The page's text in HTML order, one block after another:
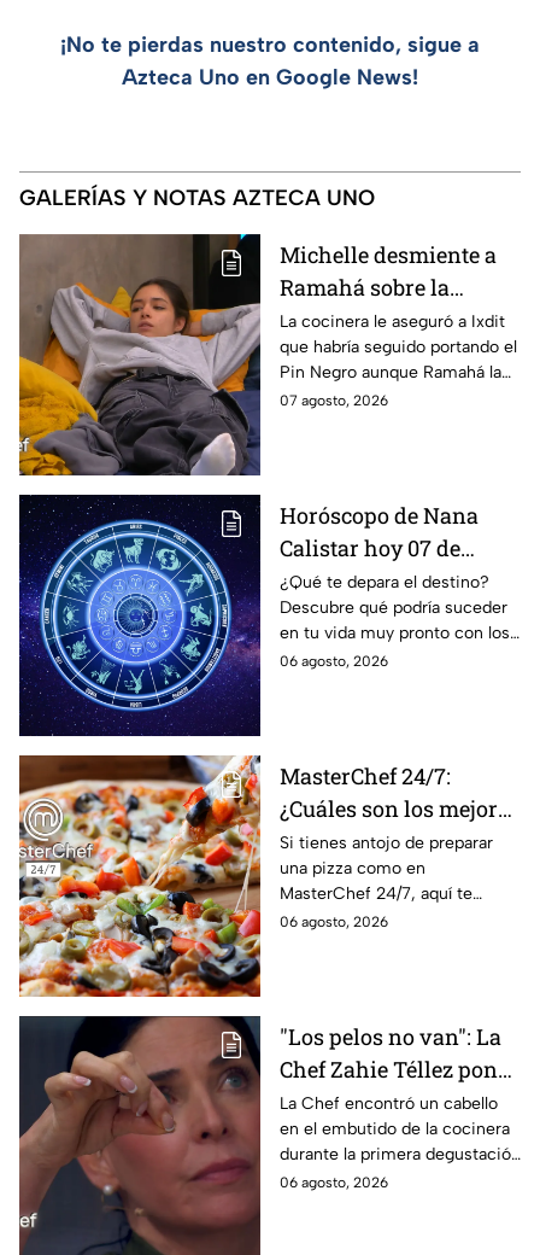
¡No te pierdas nuestro contenido, sigue a
Azteca Uno en Google News!
GALERÍAS Y NOTAS AZTECA UNO
Michelle desmiente a
Ramahá sobre la
designación del Pin
Negro a un integrante
de las "Divas" en
MasterChef 24/7
La cocinera le aseguró a Ixdit
que habría seguido portando el
Pin Negro aunque Ramahá la
hubiera subido al balcón
07 agosto, 2026
Horóscopo de Nana
Calistar hoy 07 de
agosto; estos signos
podrían dejar de estar
solteros más pronto de
lo que imaginan y
¿Qué te depara el destino?
Descubre qué podría suceder
en tu vida muy pronto con los
horóscopos de Nana Calistar;
06 agosto, 2026
MasterChef 24/7:
¿Cuáles son los mejores
quesos para preparar
pizza en casa?
Si tienes antojo de preparar
una pizza como en
MasterChef 24/7, aquí te
contamos todo lo que debes
06 agosto, 2026
"Los pelos no van": La
Chef Zahie Téllez pone
en evidencia a Carmen
en la gala de mandiles
negros de MasterChef
24/7
La Chef encontró un cabello
en el embutido de la cocinera
durante la primera degustación
de la noche
06 agosto, 2026